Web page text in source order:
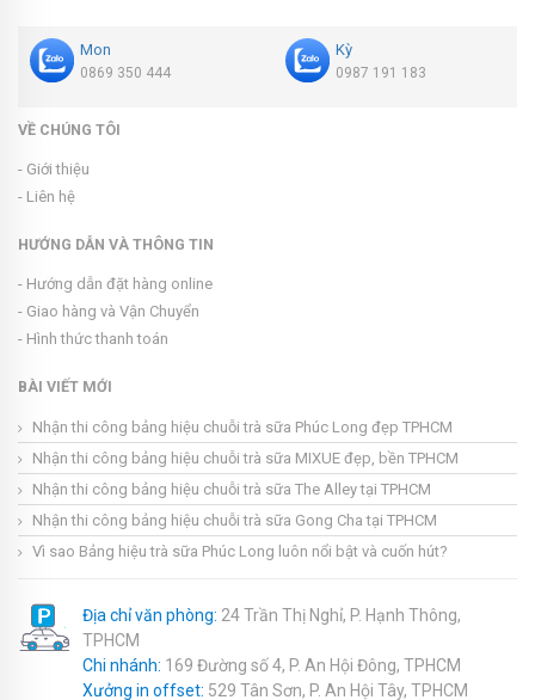
Mon
0869 350 444
Kỳ
0987 191 183
VỀ CHÚNG TÔI
- Giới thiệu
- Liên hệ
HƯỚNG DẪN VÀ THÔNG TIN
- Hướng dẫn đặt hàng online
- Giao hàng và Vận Chuyển
- Hình thức thanh toán
BÀI VIẾT MỚI
Nhận thi công bảng hiệu chuỗi trà sữa Phúc Long đẹp TPHCM
Nhận thi công bảng hiệu chuỗi trà sữa MIXUE đẹp, bền TPHCM
Nhận thi công bảng hiệu chuỗi trà sữa The Alley tại TPHCM
Nhận thi công bảng hiệu chuỗi trà sữa Gong Cha tại TPHCM
Vì sao Bảng hiệu trà sữa Phúc Long luôn nổi bật và cuốn hút?
Địa chỉ văn phòng: 24 Trần Thị Nghỉ, P. Hạnh Thông,
TPHCM
Chi nhánh: 169 Đường số 4, P. An Hội Đông, TPHCM
Xưởng in offset: 529 Tân Sơn, P. An Hội Tây, TPHCM